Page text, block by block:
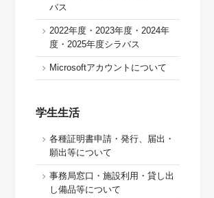
バス
2022年度・2023年度・2024年
度・2025年度シラバス
Microsoftアカウントについて
学生生活
各種証明書申請・発行、届出・
願出等について
事務局窓口・施設利用・貸し出
し備品等について